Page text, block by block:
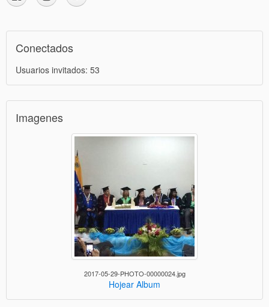
Conectados
Usuarios invitados: 53
Imagenes
2017-05-29-PHOTO-00000024.jpg
Hojear Album